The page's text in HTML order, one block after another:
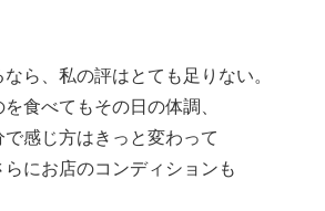
ら、私の評はとても足りない。
食べてもその日の体調、
感じ方はきっと変わって
らにお店のコンディションも